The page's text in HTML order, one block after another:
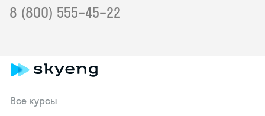
8 (800) 555–45–22
Все курсы